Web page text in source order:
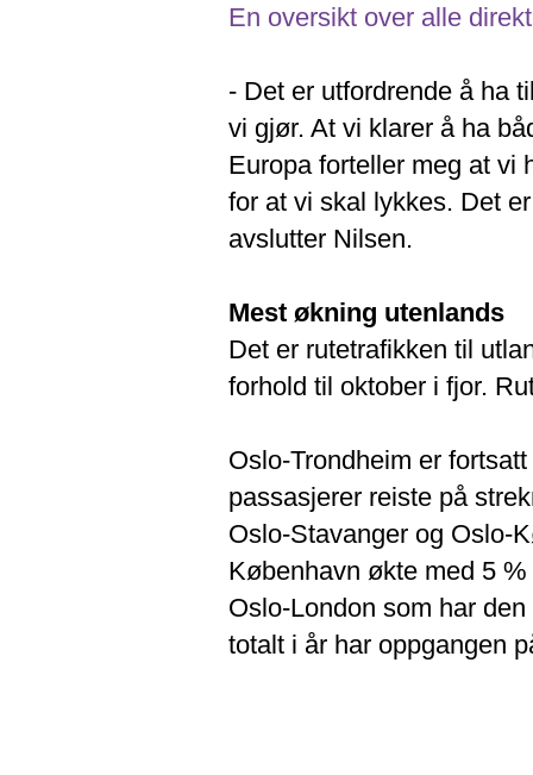
En oversikt over alle
- Det er utfordrende å ha
vi gjør. At vi klarer å ha
Europa forteller meg at vi
for at vi skal lykkes. Det
avslutter Nilsen.
Mest økning utenlands
Det er rutetrafikken til
forhold til oktober i fjor.
Oslo-Trondheim er
passasjerer reiste på
Oslo-Stavanger og Oslo-
København økte med 5
Oslo-London som har
totalt i år har oppgangen